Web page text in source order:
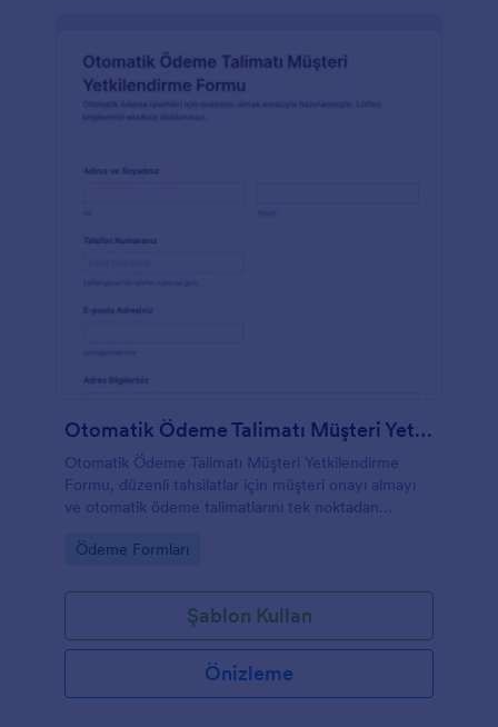
Otomatik Ödeme Talimatı Müşteri Yetkilendirme Formu
Otomatik Ödeme Talimatı Müşteri Yetkilendirme
Formu, düzenli tahsilatlar için müşteri onayı almayı
ve otomatik ödeme talimatlarını tek noktadan
Go to Category:
Ödeme Formları
Şablon Kullan
Önizleme